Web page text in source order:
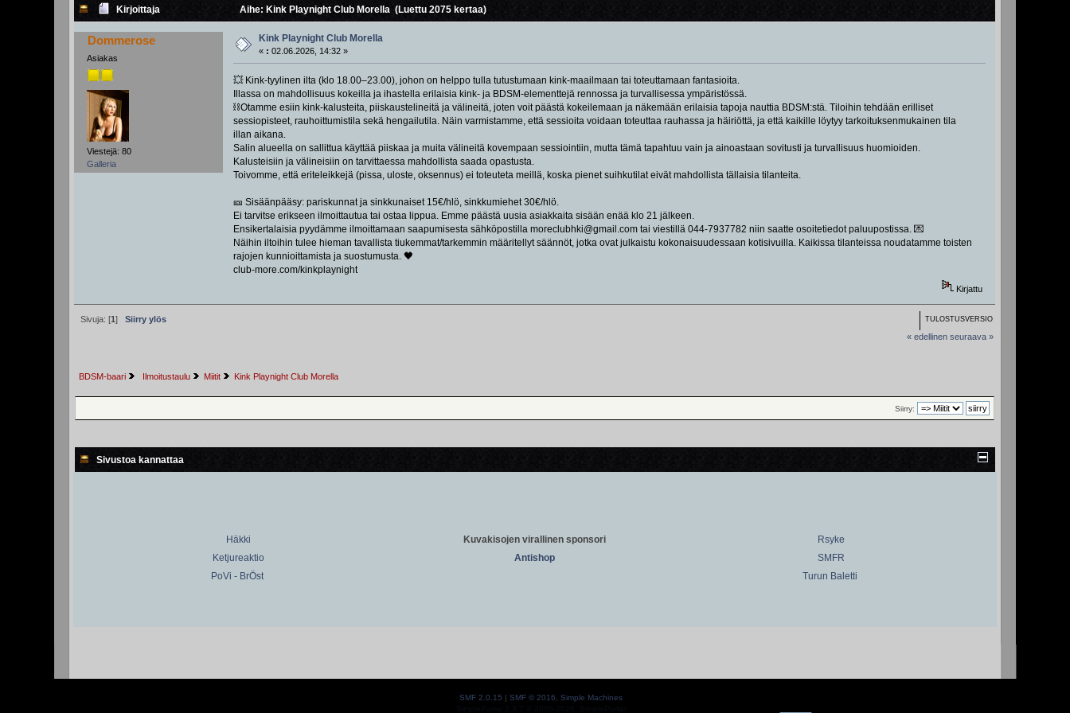
Kirjoittaja Aihe: Kink Playnight Club Morella (Luettu 2075 kertaa)
Dommerose
Asiakas
Viestejä: 80
Galleria
Kink Playnight Club Morella
« : 02.06.2026, 14:32 »
💥 Kink-tyylinen ilta (klo 18.00–23.00), johon on helppo tulla tutustumaan kink-maailmaan tai toteuttamaan fantasioita.
Illassa on mahdollisuus kokeilla ja ihastella erilaisia kink- ja BDSM-elementtejä rennossa ja turvallisessa ympäristössä.
⛓️Otamme esiin kink-kalusteita, piiskaustelineitä ja välineitä, joten voit päästä kokeilemaan ja näkemään erilaisia tapoja nauttia BDSM:stä. Tiloihin tehdään erilliset
sessiopisteet, rauhoittumistila sekä hengailutila. Näin varmistamme, että sessioita voidaan toteuttaa rauhassa ja häiriöttä, ja että kaikille löytyy tarkoituksenmukainen tila
illan aikana.
Salin alueella on sallittua käyttää piiskaa ja muita välineitä kovempaan sessiointiin, mutta tämä tapahtuu vain ja ainoastaan sovitusti ja turvallisuus huomioiden.
Kalusteisiin ja välineisiin on tarvittaessa mahdollista saada opastusta.
Toivomme, että eriteleikkejä (pissa, uloste, oksennus) ei toteuteta meillä, koska pienet suihkutilat eivät mahdollista tällaisia tilanteita.
🎫 Sisäänpääsy: pariskunnat ja sinkkunaiset 15€/hlö, sinkkumiehet 30€/hlö.
Ei tarvitse erikseen ilmoittautua tai ostaa lippua. Emme päästä uusia asiakkaita sisään enää klo 21 jälkeen.
Ensikertalaisia pyydämme ilmoittamaan saapumisesta sähköpostilla moreclubhki@gmail.com tai viestillä 044-7937782 niin saatte osoitetiedot paluupostissa. 💌
Näihin iltoihin tulee hieman tavallista tiukemmat/tarkemmin määritellyt säännöt, jotka ovat julkaistu kokonaisuudessaan kotisivuilla. Kaikissa tilanteissa noudatamme toisten
rajojen kunnioittamista ja suostumusta. 🖤
club-more.com/kinkplaynight
Kirjattu
TULOSTUSVERSIO
Sivuja: [1]Siirry ylös
« edellinen seuraava »
BDSM-baari Ilmoitustaulu Miitit Kink Playnight Club Morella
Siirry:
Sivustoa kannattaa
Häkki Kuvakisojen virallinen sponsori
Rsyke
Ketjureaktio
Antishop
SMFR
PoVi - BrÖst
Turun Baletti
SMF 2.0.15 SMF © 2016, Simple Machines